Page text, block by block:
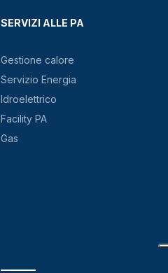
SERVIZI ALLE PA
Gestione calore
Servizio Energia
Idroelettrico
Facility PA
Gas